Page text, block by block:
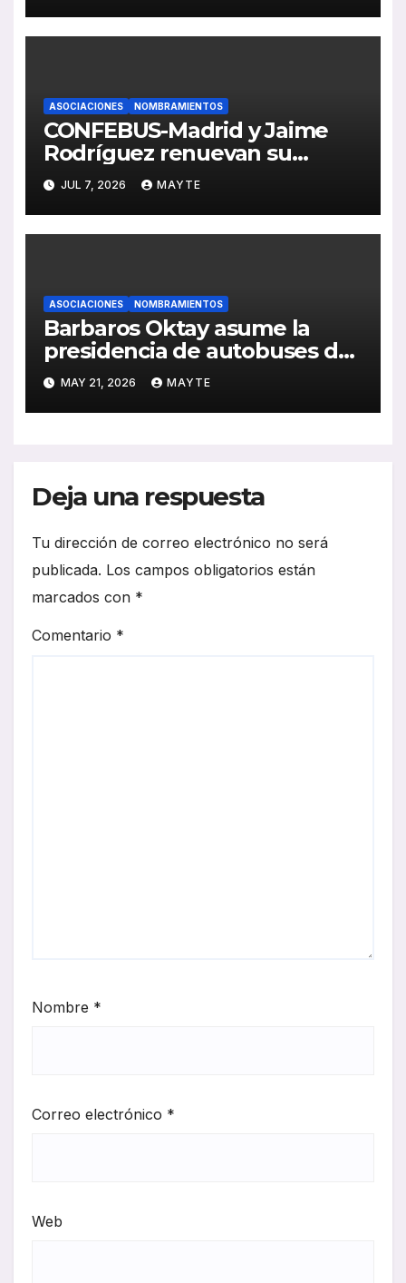
ASOCIACIONES NOMBRAMIENTOS
CONFEBUS-Madrid y Jaime
Rodríguez renuevan su
liderazgo al frente del Comité
Madrileño del Transporte por
Carretera
JUL 7, 2026 MAYTE
ASOCIACIONES NOMBRAMIENTOS
Barbaros Oktay asume la
presidencia de autobuses de
ACEA en un momento clave
para la electrificación del
sector
MAY 21, 2026 MAYTE
Deja una respuesta
Tu dirección de correo electrónico no será
publicada. Los campos obligatorios están
marcados con *
Comentario *
Nombre *
Correo electrónico *
Web